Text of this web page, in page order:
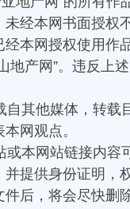
经本网书面授权
本网授权使用作
地产网”。违反上
其他媒体，转载
网观点。
本网站链接内容
提供身份证明，
后，将会尽快删